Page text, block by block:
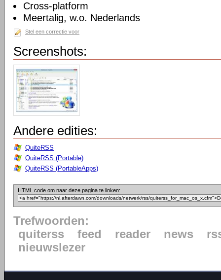
Cross-platform
Meertalig, w.o. Nederlands
Stel een correctie voor
Screenshots:
Andere edities:
QuiteRSS
QuiteRSS (Portable)
QuiteRSS (PortableApps)
HTML code om naar deze pagina te linken:
Trefwoorden:
quiterss
feed reader news
nieuwslezer